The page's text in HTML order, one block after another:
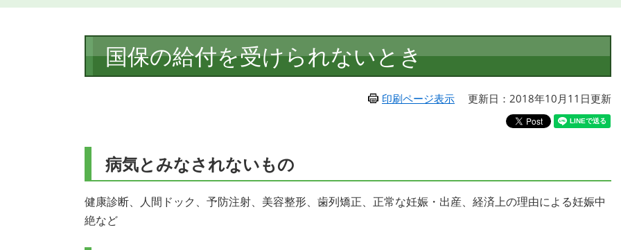
文
国保の給付を受けられないとき
印刷ページ表示 更新日：2018年10月11日更新
病気とみなされないもの
健康診断、人間ドック、予防注射、美容整形、歯列矯正、正常な妊娠・出産、経済上の理由による妊娠中
絶など